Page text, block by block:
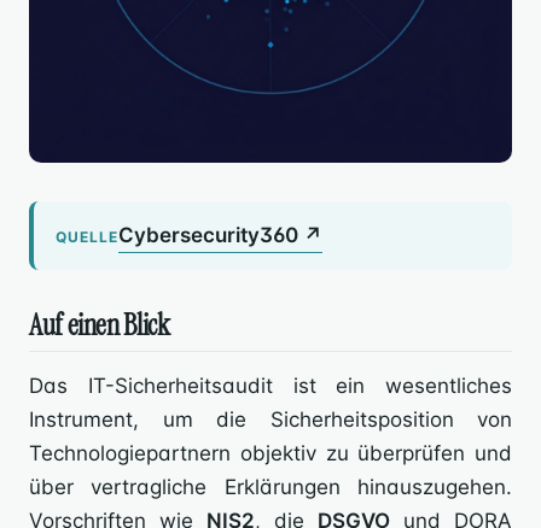
QUELLECybersecurity360 ↗
Auf einen Blick
Das IT-Sicherheitsaudit ist ein wesentliches
Instrument, um die Sicherheitsposition von
Technologiepartnern objektiv zu überprüfen und
über vertragliche Erklärungen hinauszugehen.
Vorschriften wie NIS2, die DSGVO und DORA